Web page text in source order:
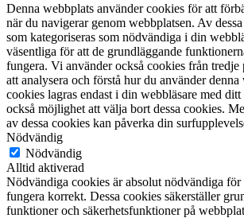
Denna webbplats använder cookies för att
när du navigerar genom webbplatsen. Av
som kategoriseras som nödvändiga i din
väsentliga för att de grundläggande
fungera. Vi använder också cookies från tredje
att analysera och förstå hur du använder denna
cookies lagras endast i din webbläsare med
också möjlighet att välja bort dessa cookies.
av dessa cookies kan påverka din
Nödvändig
Nödvändig
Alltid aktiverad
Nödvändiga cookies är absolut nödvändiga för
fungera korrekt. Dessa cookies säkerställer
funktioner och säkerhetsfunktioner på